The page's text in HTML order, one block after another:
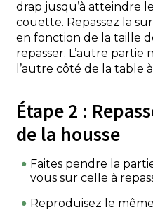
drap jusqu’à atteindre
couette. Repassez la
en fonction de la taille
repasser. L’autre partie
l’autre côté de la table
Étape 2 :
de la housse
Faites pendre la
vous sur celle à
Reproduisez le